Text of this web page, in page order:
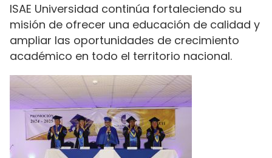
ISAE Universidad continúa fortaleciendo su
misión de ofrecer una educación de calidad y
ampliar las oportunidades de crecimiento
académico en todo el territorio nacional.